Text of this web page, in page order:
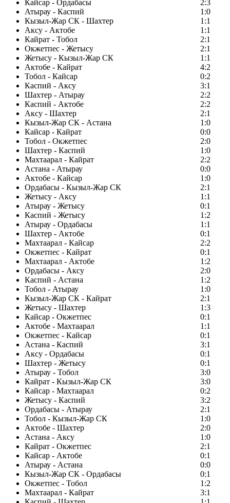
Кайсар - Ордабасы
2:3
Атырау - Каспий
1:0
Кызыл-Жар СК - Шахтер
1:1
Аксу - Актобе
1:1
Кайрат - Тобол
2:1
Окжетпес - Жетысу
2:1
Жетысу - Кызыл-Жар СК
1:1
Актобе - Кайрат
4:2
Тобол - Кайсар
0:2
Каспий - Аксу
3:1
Шахтер - Атырау
2:2
Каспий - Актобе
2:2
Аксу - Шахтер
2:1
Кызыл-Жар СК - Астана
1:0
Кайсар - Кайрат
0:0
Тобол - Окжетпес
2:0
Шахтер - Каспий
1:0
Махтаарал - Кайрат
2:2
Астана - Атырау
0:0
Актобе - Кайсар
1:0
Ордабасы - Кызыл-Жар СК
2:1
Жетысу - Аксу
1:1
Атырау - Жетысу
0:1
Каспий - Жетысу
1:2
Атырау - Ордабасы
1:1
Шахтер - Актобе
0:1
Махтаарал - Кайсар
2:2
Окжетпес - Кайрат
0:1
Махтаарал - Актобе
1:2
Ордабасы - Аксу
2:0
Каспий - Астана
1:2
Тобол - Атырау
1:0
Кызыл-Жар СК - Кайрат
2:1
Жетысу - Шахтер
1:3
Кайсар - Окжетпес
0:1
Актобе - Махтаарал
1:1
Окжетпес - Кайсар
0:1
Астана - Каспий
3:1
Аксу - Ордабасы
0:1
Шахтер - Жетысу
0:1
Атырау - Тобол
3:0
Кайрат - Кызыл-Жар СК
3:0
Кайсар - Махтаарал
0:2
Жетысу - Каспий
3:2
Ордабасы - Атырау
2:1
Тобол - Кызыл-Жар СК
1:0
Актобе - Шахтер
2:0
Астана - Аксу
1:0
Кайрат - Окжетпес
2:1
Кайсар - Актобе
0:1
Атырау - Астана
0:0
Кызыл-Жар СК - Ордабасы
0:1
Окжетпес - Тобол
1:2
Махтаарал - Кайрат
3:1